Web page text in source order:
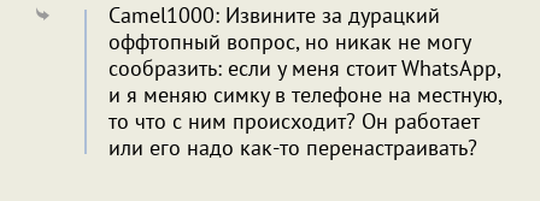
Camel1000: Извините за дурацкий
оффтопный вопрос, но никак не могу
сообразить: если у меня стоит WhatsApp,
и я меняю симку в телефоне на местную,
то что с ним происходит? Он работает
или его надо как-то перенастраивать?